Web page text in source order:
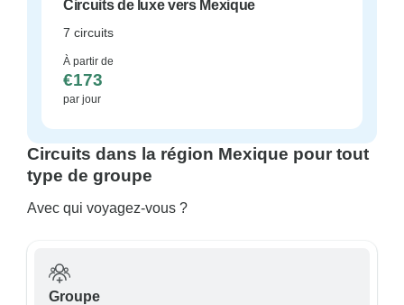
Circuits de luxe vers Mexique
7 circuits
À partir de
€173
par jour
Circuits dans la région Mexique pour tout
type de groupe
Avec qui voyagez-vous ?
Groupe